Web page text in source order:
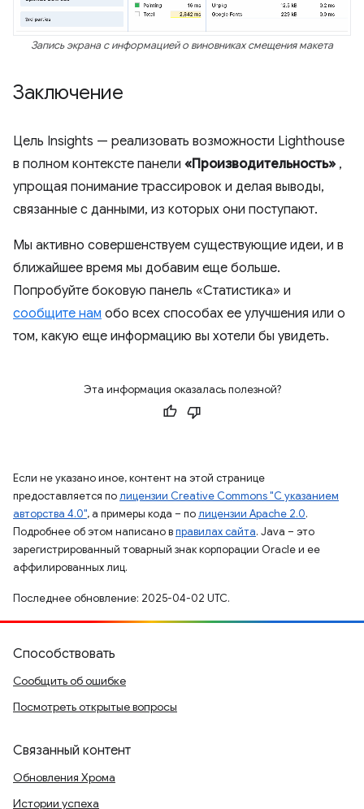
Запись экрана с информацией о виновниках смещения макета
Заключение
Цель Insights — реализовать возможности Lighthouse
в полном контексте панели «Производительность» ,
упрощая понимание трассировок и делая выводы,
связанные с данными, из которых они поступают.
Мы активно совершенствуем существующие идеи, и в
ближайшее время мы добавим еще больше.
Попробуйте боковую панель «Статистика» и
сообщите нам обо всех способах ее улучшения или о
том, какую еще информацию вы хотели бы увидеть.
Эта информация оказалась полезной?
Если не указано иное, контент на этой странице
предоставляется полицензии Creative Commons "С указанием
авторства 4.0", а примеры кода – полицензии Apache 2.0.
Подробнее об этом написано вправилах сайта. Java – это
зарегистрированный товарный знак корпорации Oracle и ее
аффилированных лиц.
Последнее обновление: 2025-04-02 UTC.
Способствовать
Сообщить об ошибке
Посмотреть открытые вопросы
Связанный контент
Обновления Хрома
Истории успеха